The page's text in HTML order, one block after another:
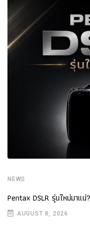
NEWS
Pentax DSLR รุ่นใหม่มาแน่
AUGUST 8, 2026